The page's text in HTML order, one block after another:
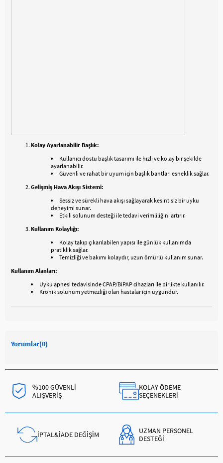
Kolay Ayarlanabilir Başlık:
Kullanıcı dostu başlık tasarımı ile hızlı ve kolay bir şekilde
ayarlanabilir.
Güvenli ve rahat bir uyum için başlık bantları esneklik sağlar.
Gelişmiş Hava Akışı Sistemi:
Sessiz ve sürekli hava akışı sağlayarak kesintisiz bir uyku
deneyimi sunar.
Etkili solunum desteği ile tedavi verimliliğini artırır.
Kullanım Kolaylığı:
Kolay takıp çıkarılabilen yapısı ile günlük kullanımda
pratiklik sağlar.
Temizliği ve bakımı kolaydır, uzun ömürlü kullanım sunar.
Kullanım Alanları:
Uyku apnesi tedavisinde CPAP/BiPAP cihazları ile birlikte kullanılır.
Kronik solunum yetmezliği olan hastalar için uygundur.
Yorumlar(0)
%100 GÜVENLİ
ALIŞVERİŞ
KOLAY ÖDEME
SEÇENEKLERİ
İPTAL&İADE DEĞİŞİM
UZMAN PERSONEL
DESTEĞİ